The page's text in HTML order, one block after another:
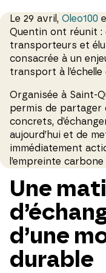
Le 29 avril, Oleo100
Quentin ont réunit :
transporteurs et
consacrée à un
transport à l’échelle
Organisée à Saint-
permis de partager
concrets,
aujourd’hui et de
immédiatement
l’empreinte
Une
d’une
durable